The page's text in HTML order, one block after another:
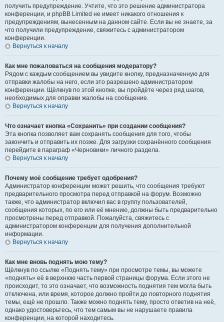
получить предупреждение. Учтите, что это решение администратора
конференции, и phpBB Limited не имеет никакого отношения к
предупреждениям, вынесенным на данном сайте. Если вы не знаете, за
что получили предупреждение, свяжитесь с администратором
конференции.
Вернуться к началу
Как мне пожаловаться на сообщения модератору?
Рядом с каждым сообщением вы увидите кнопку, предназначенную для
отправки жалобы на него, если это разрешено администратором
конференции. Щёлкнув по этой кнопке, вы пройдёте через ряд шагов,
необходимых для оправки жалобы на сообщение.
Вернуться к началу
Что означает кнопка «Сохранить» при создании сообщения?
Эта кнопка позволяет вам сохранять сообщения для того, чтобы
закончить и отправить их позже. Для загрузки сохранённого сообщения
перейдите в параграф «Черновики» личного раздела.
Вернуться к началу
Почему моё сообщение требует одобрения?
Администратор конференции может решить, что сообщения требуют
предварительного просмотра перед отправкой на форум. Возможно
также, что администратор включил вас в группу пользователей,
сообщения которых, по его или её мнению, должны быть предварительно
просмотрены перед отправкой. Пожалуйста, свяжитесь с
администратором конференции для получения дополнительной
информации.
Вернуться к началу
Как мне вновь поднять мою тему?
Щёлкнув по ссылке «Поднять тему» при просмотре темы, вы можете
«поднять» её в верхнюю часть первой страницы форума. Если этого не
происходит, то это означает, что возможность поднятия тем могла быть
отключена, или время, которое должно пройти до повторного поднятия
темы, ещё не прошло. Также можно поднять тему, просто ответив на неё,
однако удостоверьтесь, что тем самым вы не нарушаете правила
конференции, на которой находитесь.